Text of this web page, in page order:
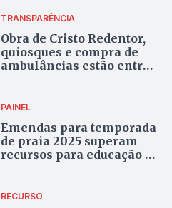
TRANSPARÊNCIA
Obra de Cristo Redentor,
quiosques e compra de
ambulâncias estão entre
de contas no TO
PAINEL
Emendas para temporada
de praia 2025 superam
recursos para educação e
RECURSO